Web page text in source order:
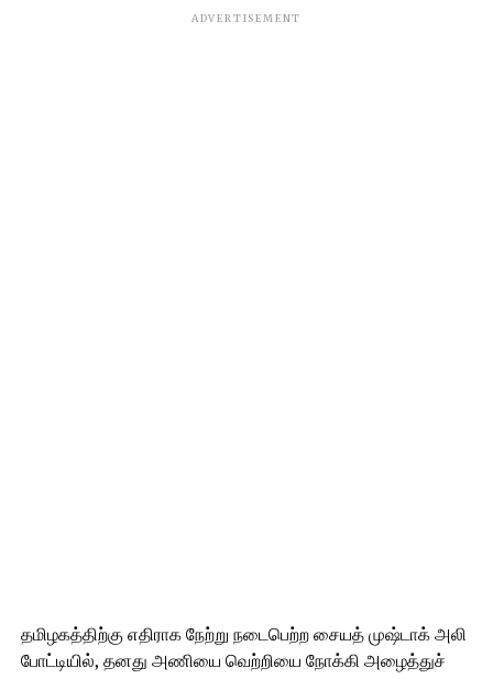
ADVERTISEMENT
தமிழகத்திற்கு எதிராக நேற்று நடைபெற்ற சையத் முஷ்டாக் அலி
போட்டியில், தனது அணியை வெற்றியை நோக்கி அழைத்துச்